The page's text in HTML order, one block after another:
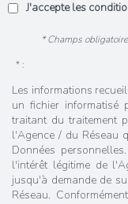
J'accepte les
* Champs
* :
Les informations
un fichier informatisé
traitant du traitement
l'Agence / du Réseau
Données
l'intérêt légitime de
jusqu'à demande de
Réseau.